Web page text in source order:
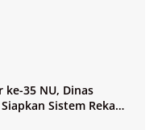
35 NU, Dinas
Sistem Rekam
Rakyat